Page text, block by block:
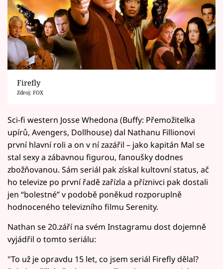
Firefly
Zdroj: FOX
Sci-fi western Josse Whedona (Buffy: Přemožitelka
upírů, Avengers, Dollhouse) dal Nathanu Fillionovi
první hlavní roli a on v ní zazářil – jako kapitán Mal se
stal sexy a zábavnou figurou, fanoušky dodnes
zbožňovanou. Sám seriál pak získal kultovní status, ač
ho televize po první řadě zařízla a příznivci pak dostali
jen “bolestné” v podobě poněkud rozporuplně
hodnoceného televizního filmu Serenity.
Nathan se 20.září na svém Instagramu dost dojemně
vyjádřil o tomto seriálu:
"To už je opravdu 15 let, co jsem seriál Firefly dělal?